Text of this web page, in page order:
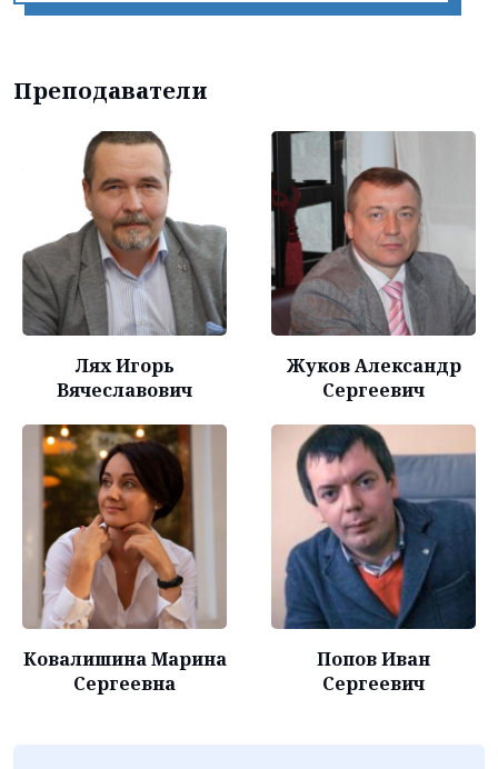
Преподаватели
Лях Игорь
Вячеславович
Жуков Александр
Сергеевич
Ковалишина Марина
Сергеевна
Попов Иван
Сергеевич